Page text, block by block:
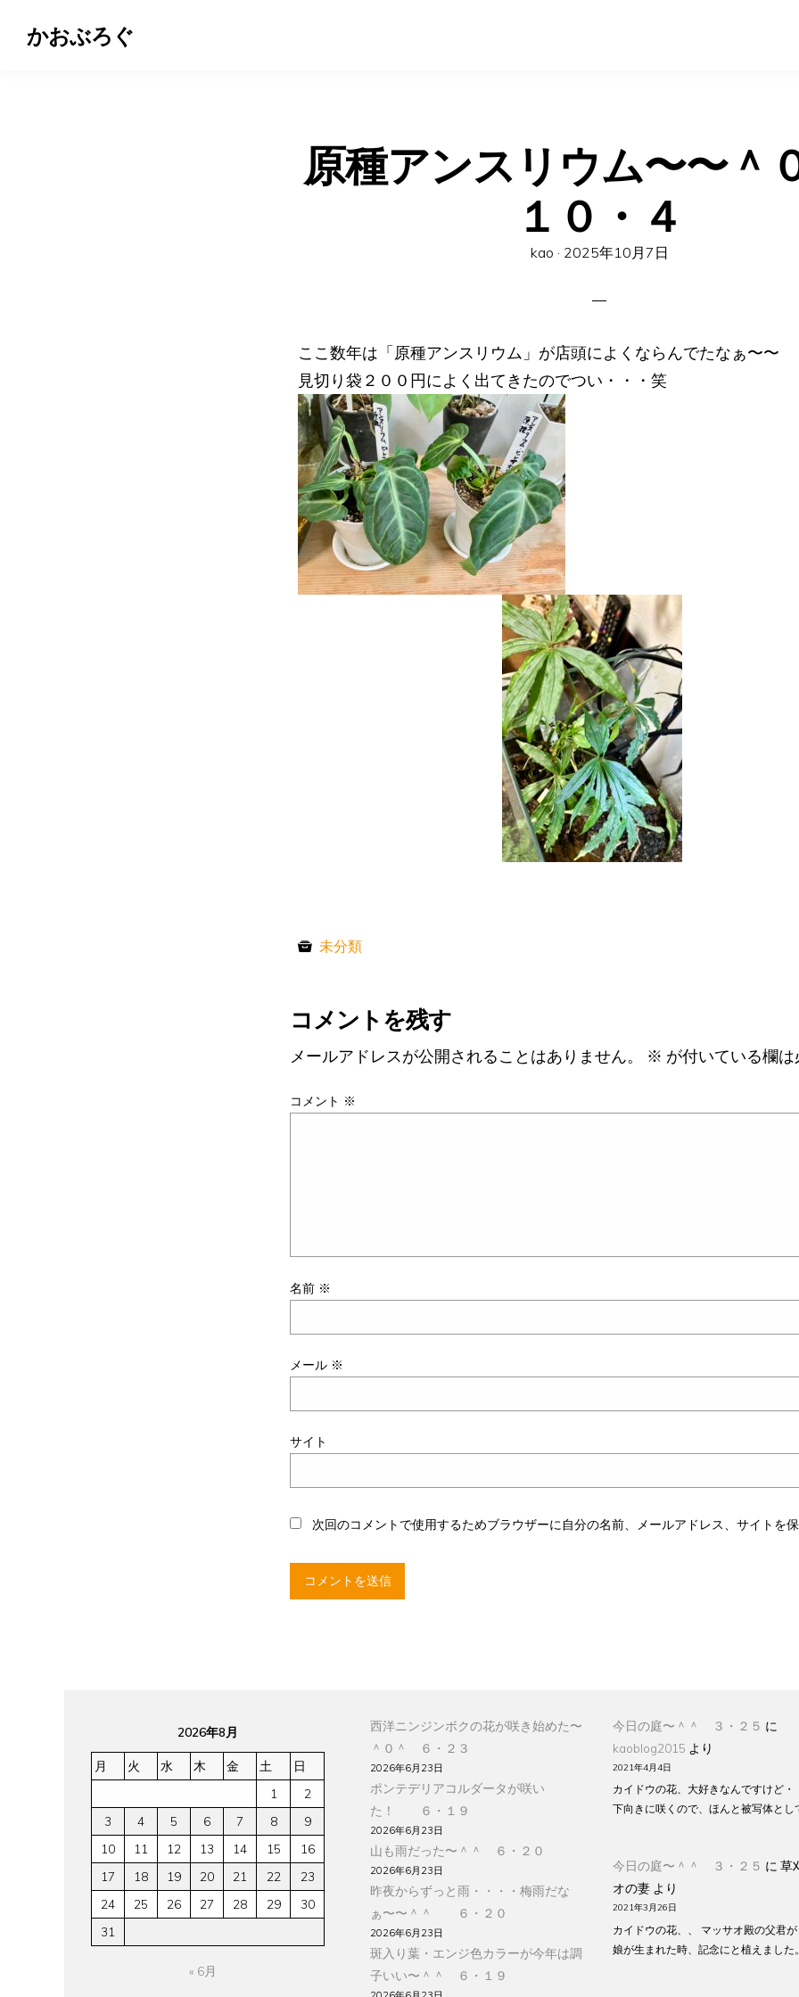
かおぶろぐ
原種アンスリウム〜〜＾
１０・４
kao · Posted
2025年10月7日
ここ数年は「原種アンスリウム」が店頭によくならんでたなぁ〜〜
見切り袋２００円によく出てきたのでつい・・・笑
未分類
コメントを残す
メールアドレスが公開されることはありません。 ※ が付いている欄
コメント ※
名前 ※
メール ※
サイト
次回のコメントで使用するためブラウザーに自分の名前、メールアドレス、サイトを保
2026年8月
月 火 水 木 金 土
日
1
2
3
4 5 6 7 8
9
10
11 12 13 14 15
16
17
18 19 20 21 22
23
24
25 26 27 28 29
30
31
« 6月
西洋ニンジンボクの花が咲き始めた〜
＾０＾ ６・２３
2026年6月23日
ポンテデリアコルダータが咲い
た！ ６・１９
2026年6月23日
山も雨だった〜＾＾ ６・２０
2026年6月23日
昨夜からずっと雨・・・・梅雨だな
ぁ〜〜＾＾ ６・２０
2026年6月23日
斑入り葉・エンジ色カラーが今年は調
子いい〜＾＾ ６・１９
今日の庭〜＾＾ ３・２５ に
kaoblog2015 より
2021年4月4日
カイドウの花、大好きなんですけど・
下向きに咲くので、ほんと被写体とし
今日の庭〜＾＾ ３・２５ に 草
オの妻 より
2021年3月26日
カイドウの花、、 マッサオ殿の父君
娘が生まれた時、記念にと植えました